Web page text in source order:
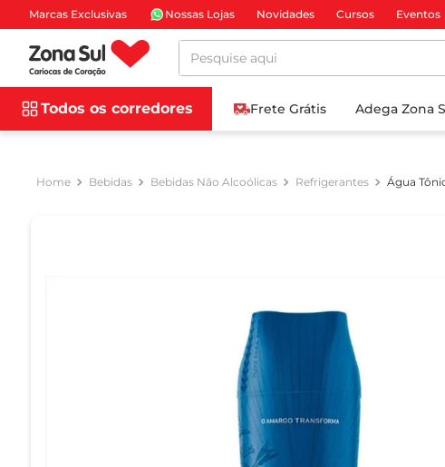
Marcas Exclusivas Nossas Lojas Novidades Cursos Eventos
Pesquise aqui
Todos os corredores Frete Grátis Adega Zona
Bebidas Bebidas Não Alcoólicas Refrigerantes Água